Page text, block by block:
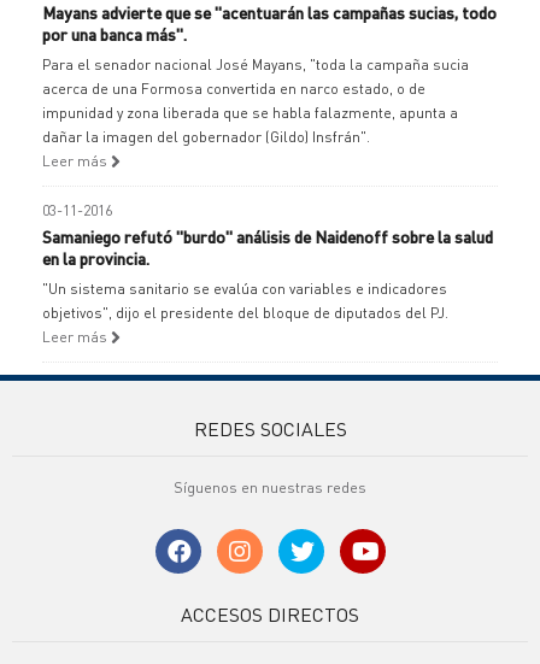
Mayans advierte que se "acentuarán las campañas sucias, todo
por una banca más".
Para el senador nacional José Mayans, "toda la campaña sucia
acerca de una Formosa convertida en narco estado, o de
impunidad y zona liberada que se habla falazmente, apunta a
dañar la imagen del gobernador (Gildo) Insfrán".
Leer más
03-11-2016
Samaniego refutó "burdo" análisis de Naidenoff sobre la salud
en la provincia.
"Un sistema sanitario se evalúa con variables e indicadores
objetivos", dijo el presidente del bloque de diputados del PJ.
Leer más
REDES SOCIALES
Síguenos en nuestras redes
ACCESOS DIRECTOS